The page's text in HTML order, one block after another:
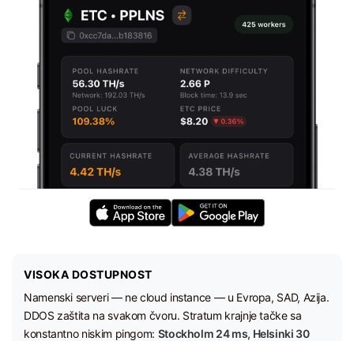
VISOKA DOSTUPNOST
Namenski serveri — ne cloud instance — u Evropa, SAD, Azija.
DDOS zaštita na svakom čvoru. Stratum krajnje tačke sa
konstantno niskim pingom: Stockholm 24 ms, Helsinki 30